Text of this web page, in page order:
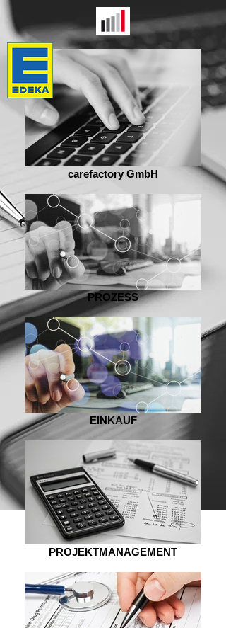
carefactory GmbH
PROZESS
EINKAUF
PROJEKTMANAGEMENT